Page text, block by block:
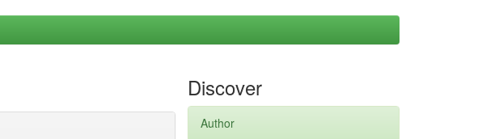
Discover
Author